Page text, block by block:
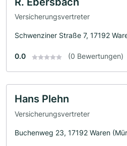
Versicherungsvertreter
Schwenziner Straße 7, 17192
0.0 (0 Bewertungen)
Hans Plehn
Versicherungsvertreter
Buchenweg 23, 17192 Waren